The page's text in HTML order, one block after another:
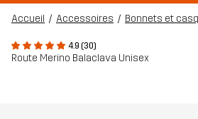
Accueil Accessoires Bonnets et
4.9 (30)
Route Merino Balaclava Unisex